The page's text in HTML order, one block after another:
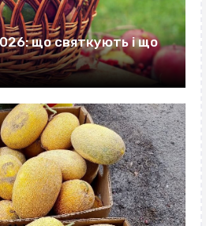
що святкують і що